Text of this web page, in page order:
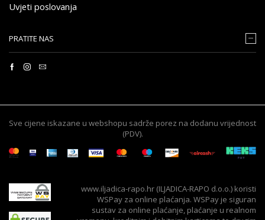
Uvjeti poslovanja
PRATITE NAS
Sve cijene iskazane u webshopu sadrže porez na dodanu vrijednost
(PDV).
www.iljadica-rapo.hr (ILJADICA-RAPO d.o.o.) koristi
WSPay za online plaćanja. WSPay je siguran
sustav za online plaćanje, plaćanje u realnom